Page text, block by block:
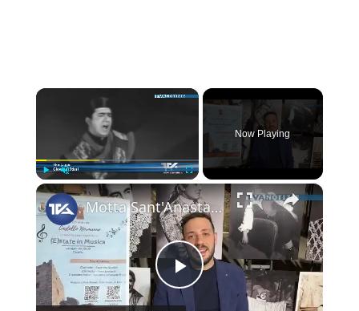
×
Play Unmute Fullscreen
Now Playing
×
Play
Motta Sant'Anastasia. L'omaggio al tenore mottese Giuseppe Di Stefano nel giorno della sua nascita.